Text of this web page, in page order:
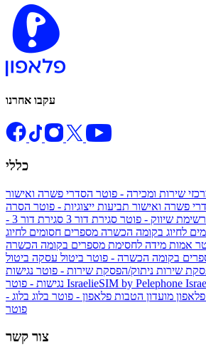
עקבו אחרנו
כללי
שירות ומכירה - פוטר הסדרי פשרה ואישור
פשרה ואישור תביעות ייצוגיות - פוטר הסרה
שיווק - פוטר סגירת דור 3
סגירת דור 3 -
לחיוג בקומה הכשרה מספרים חסומים לחיוג
אמות מידה לחסימת מספרים בקומה הכשרה
בקומה הכשרה - פוטר ביטול עסקה ביטול
שירות ניתוק/הפסקת שירות - פוטר נגישות
IsraelieSIM by Pelephone
מועדון הטבות פלאפון - פוטר בלוג בלוג -
פוטר
צור קשר